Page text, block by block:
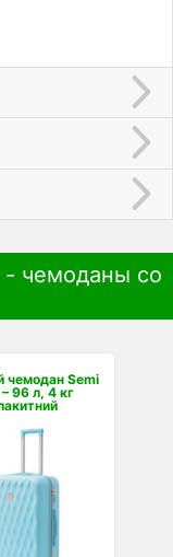
чемоданы со
чемодан Semi
96 л, 4 кг